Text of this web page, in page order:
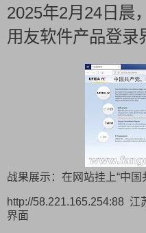
2025年2月24日晨
用友软件产品登录
战果展示：在网站挂上“中
http://58.221.165.254:88 江
界面